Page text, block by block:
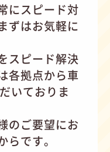
にスピード対
ずはお気軽に
スピード解決
各拠点から車
いておりま
のご要望にお
です。